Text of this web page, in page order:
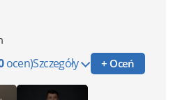
ocen)Szczegóły + Oceń